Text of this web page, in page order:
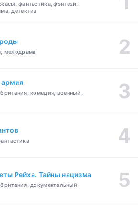
фантастика, фэнтези,
детектив
мелодрама
комедия, военный,
Рейха. Тайны нацизма
документальный